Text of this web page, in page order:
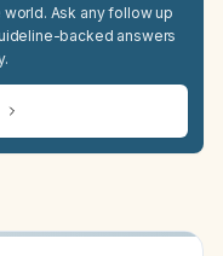
Ask any follow up
backed answers